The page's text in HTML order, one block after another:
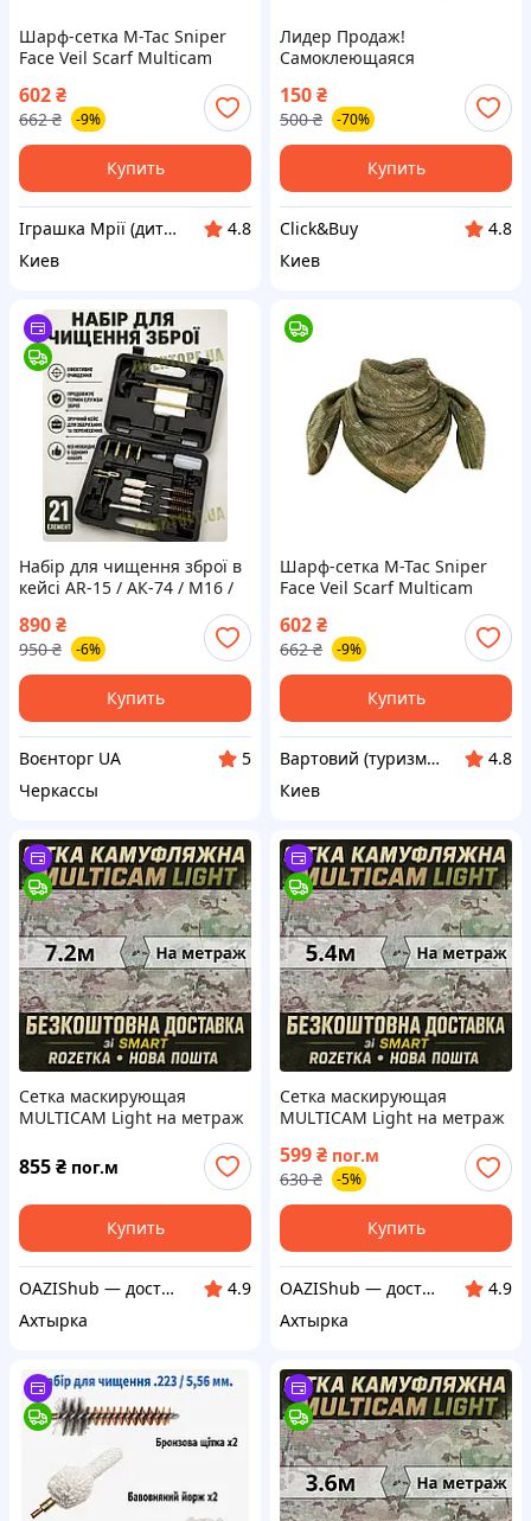
Шарф-сетка M-Tac Sniper
Face Veil Scarf Multicam
маскировочный хлопковый
180x80 см MC MTC--TD
602₴
662 ₴ -9%
Купить
Іграшка Мрії (дитячі, авто, туризм)
4.8
Киев
Лидер Продаж!
Самоклеющаяся
камуфляжная лента хаки
для маскировки и ремонта
4.5м - КлікБай
150₴
500 ₴ -70%
Купить
Click&Buy
4.8
Киев
Набір для чищення зброї в
кейсі AR-15 / АК-74 / M16 /
M416 / M4 / Glock 17, 19, 27
890₴
950 ₴ -6%
Купить
Воєнторг UA
5
Черкассы
Шарф-сетка M-Tac Sniper
Face Veil Scarf Multicam
маскировочный хлопковый
180x80 см MC (MTC--vart)
602₴
662 ₴ -9%
Купить
Вартовий (туризм, охота и кемпинг)
4.8
Киев
Сетка маскирующая
MULTICAM Light на метраж
855₴ пог.м
Купить
OAZIShub — доступные цены и широкий ассортимент
4.9
Ахтырка
Сетка маскирующая
MULTICAM Light на метраж
599₴ пог.м
630 ₴ -5%
Купить
OAZIShub — доступные цены и широкий ассортимент
4.9
Ахтырка